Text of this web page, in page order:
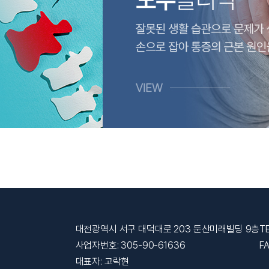
대전광역시 서구 대덕대로 203 둔산미래빌딩 9층
사업자번호: 305-90-61636
대표자: 고락현